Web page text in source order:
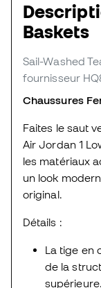
Baskets
Sail-Washed
fournisseur
Chaussures
Faites le saut
Air Jordan 1
les matériaux
un look
original.
Détails :
La tige en
de la
supérieure.